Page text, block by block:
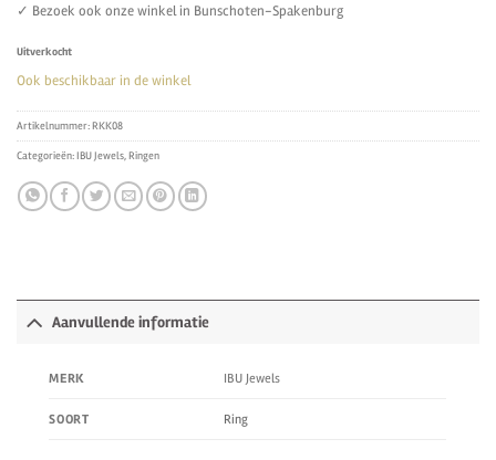
✓ Bezoek ook onze winkel in Bunschoten-Spakenburg
Uitverkocht
Ook beschikbaar in de winkel
Artikelnummer:RKK08
Categorieën:IBU Jewels Ringen
Aanvullende informatie
MERK IBU Jewels
SOORT Ring